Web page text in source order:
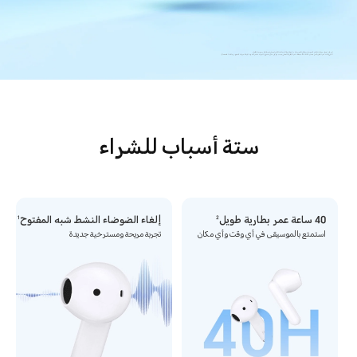
* يمكن تعديل معلمات إلغاء الضوضاء بشكل تكيفي بناءً على ملاءمة السماعات للأذن لضمان تجربة إلغاء ضوضاء أفضل.
* تأتي بيانات عمر البطارية من مختبر LCHSE. قد يختلف عمر البطارية الفعلي بسبب عوامل مثل مستوى الصوت، مصدر الصوت، البيئة، ميزات المنتج، وعادات الاستخدام.
ستة أسباب للشراء
إلغاء الضوضاء النشط شبه المفتوح1
تجربة مريحة ومسترخية جديدة
40 ساعة عمر بطارية طويل 2
استمتع بالموسيقى في أي وقت وأي مكان